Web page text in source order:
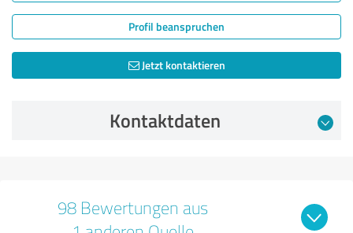
Profil beanspruchen
Jetzt kontaktieren
Kontaktdaten
98 Bewertungen aus